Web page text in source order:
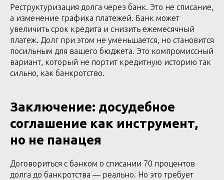
Реструктуризация долга через банк. Это не списание,
а изменение графика платежей. Банк может
увеличить срок кредита и снизить ежемесячный
платеж. Долг при этом не уменьшается, но становится
посильным для вашего бюджета. Это компромиссный
вариант, который не портит кредитную историю так
сильно, как банкротство.
Заключение: досудебное
соглашение как инструмент,
но не панацея
Договориться с банком о списании 70 процентов
долга до банкротства — реально. Но это требует